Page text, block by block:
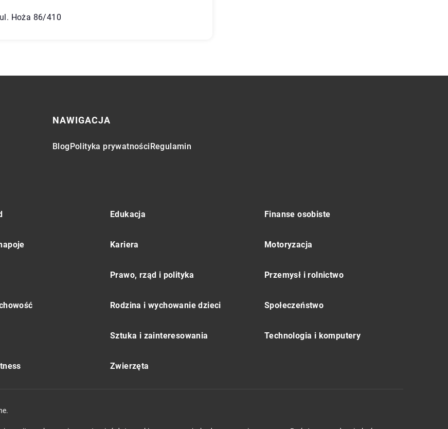
Hoża 86/410
NAWIGACJA
BlogPolityka prywatnościRegulamin
Edukacja Finanse osobiste
Kariera Motoryzacja
Prawo, rząd i polityka Przemysł i rolnictwo
Rodzina i wychowanie dzieci Społeczeństwo
Sztuka i zainteresowania Technologia i komputery
Zwierzęta